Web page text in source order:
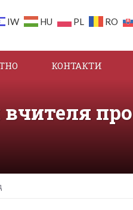
IW HU PL RO
КОНТАКТИ
вчителя про